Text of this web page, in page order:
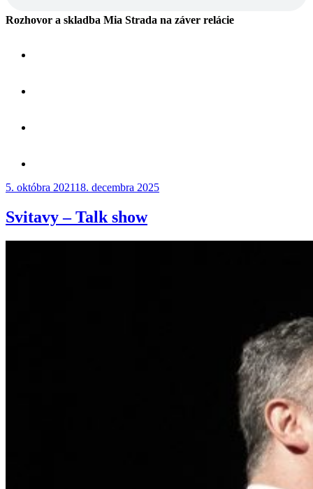
Rozhovor a skladba Mia Strada na záver relácie
Publikované
5. októbra 202118. decembra 2025
Svitavy – Talk show